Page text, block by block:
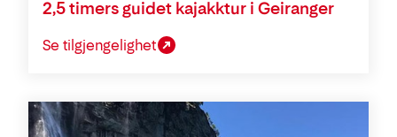
2,5 timers guidet kajakktur i Geiranger
Se tilgjengelighet